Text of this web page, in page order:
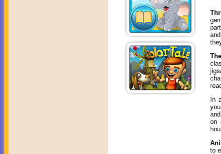
In
on
to